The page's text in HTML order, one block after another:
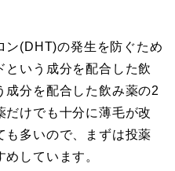
ン(DHT)の発生を防ぐため
という成分を配合した飲
成分を配合した飲み薬の2
だけでも十分に薄毛が改
も多いので、まずは投薬
しています。